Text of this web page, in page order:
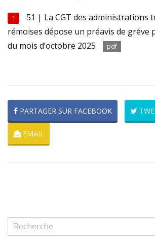
1
51 | La CGT des administrations
rémoises dépose un préavis de grève
du mois d’octobre 2025
pdf
PARTAGER SUR FACEBOOK
EMAIL